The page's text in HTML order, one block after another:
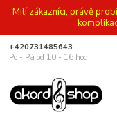
Milí zákazníci, právě
+420731485643
Po - Pá od 10 - 16 hod.